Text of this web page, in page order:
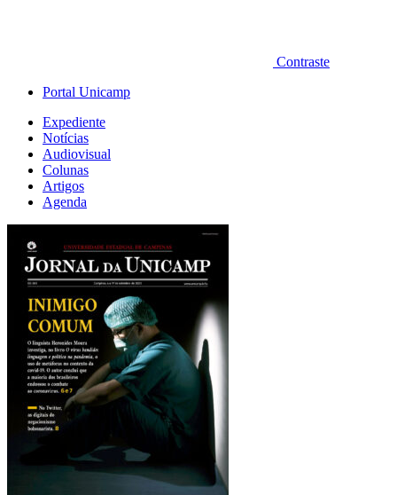
Contraste
Portal Unicamp
Expediente
Notícias
Audiovisual
Colunas
Artigos
Agenda